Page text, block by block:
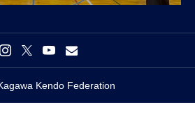
Kendo Federation